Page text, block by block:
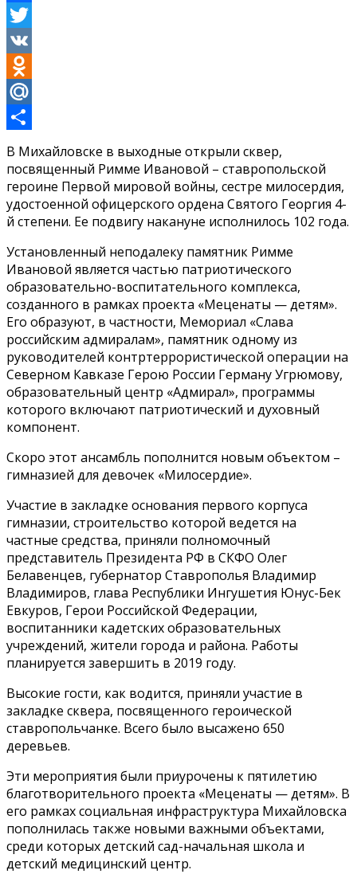
Facebook
Twitter
VK
Odnoklassniki
Mail.Ru
Отправить
В Михайловске в выходные открыли сквер,
посвященный Римме Ивановой – ставропольской
героине Первой мировой войны, сестре милосердия,
удостоенной офицерского ордена Святого Георгия 4-
й степени. Ее подвигу накануне исполнилось 102 года.
Установленный неподалеку памятник Римме
Ивановой является частью патриотического
образовательно-воспитательного комплекса,
созданного в рамках проекта «Меценаты — детям».
Его образуют, в частности, Мемориал «Слава
российским адмиралам», памятник одному из
руководителей контртеррористической операции на
Северном Кавказе Герою России Герману Угрюмову,
образовательный центр «Адмирал», программы
которого включают патриотический и духовный
компонент.
Скоро этот ансамбль пополнится новым объектом –
гимназией для девочек «Милосердие».
Участие в закладке основания первого корпуса
гимназии, строительство которой ведется на
частные средства, приняли полномочный
представитель Президента РФ в СКФО Олег
Белавенцев, губернатор Ставрополья Владимир
Владимиров, глава Республики Ингушетия Юнус-Бек
Евкуров, Герои Российской Федерации,
воспитанники кадетских образовательных
учреждений, жители города и района. Работы
планируется завершить в 2019 году.
Высокие гости, как водится, приняли участие в
закладке сквера, посвященного героической
ставропольчанке. Всего было высажено 650
деревьев.
Эти мероприятия были приурочены к пятилетию
благотворительного проекта «Меценаты — детям». В
его рамках социальная инфраструктура Михайловска
пополнилась также новыми важными объектами,
среди которых детский сад-начальная школа и
детский медицинский центр.